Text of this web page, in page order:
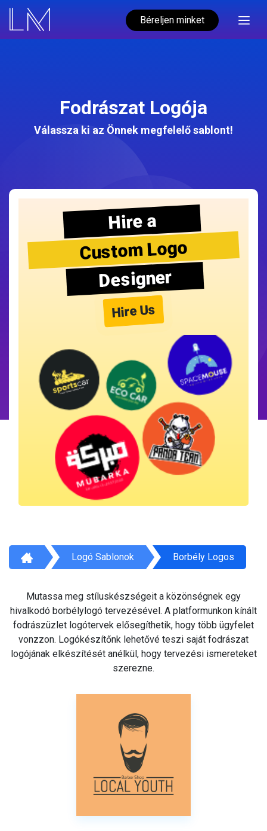
Béreljen minket
Fodrászat Logója
Válassza ki az Önnek megfelelő sablont!
Hire a
Custom Logo
Designer
Hire Us
Logó Sablonok Borbély Logos
Mutassa meg stíluskészségeit a közönségnek egy
hivalkodó borbélylogó tervezésével. A platformunkon kínált
fodrászüzlet logótervek elősegíthetik, hogy több ügyfelet
vonzzon. Logókészítőnk lehetővé teszi saját fodrászat
logójának elkészítését anélkül, hogy tervezési ismereteket
szerezne.